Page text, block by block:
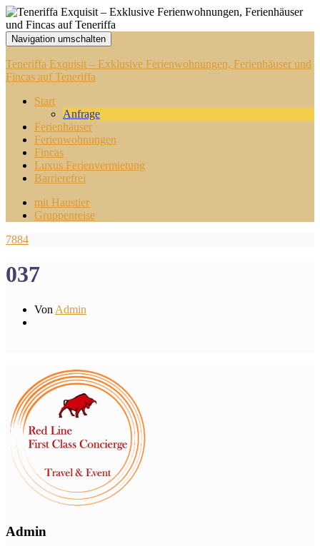
Navigation umschalten
Teneriffa Exquisit – Exklusive Ferienwohnungen, Ferienhäuser und
Fincas auf Teneriffa
Start
Anfrage
Ferienhäuser
Ferienwohnungen
Fincas
Luxus Ferienvermietung
Barrierefrei
mit Haustier
Gruppenreise
7884
037
Von Admin
Admin